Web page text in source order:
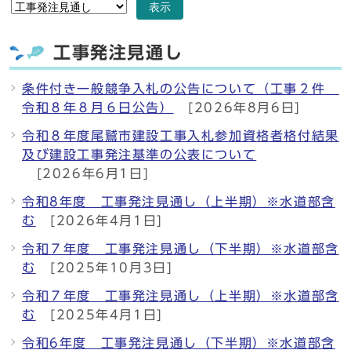
表示
工事発注見通し
条件付き一般競争入札の公告について（工事２件
令和８年８月６日公告）
[2026年8月6日]
令和８年度尾鷲市建設工事入札参加資格者格付結果
及び建設工事発注基準の公表について
[2026年6月1日]
令和8年度 工事発注見通し（上半期）※水道部含
む
[2026年4月1日]
令和７年度 工事発注見通し（下半期）※水道部含
む
[2025年10月3日]
令和７年度 工事発注見通し（上半期）※水道部含
む
[2025年4月1日]
令和6年度 工事発注見通し（下半期）※水道部含